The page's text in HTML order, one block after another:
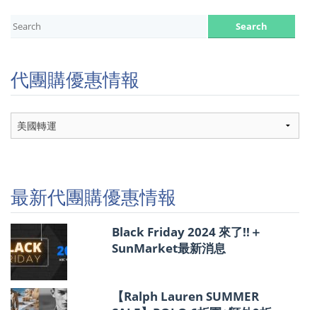
代團購優惠情報
代
團
情
報
最新代團購優惠情報
Black Friday 2024 來了!!＋
SunMarket最新消息
【Ralph Lauren SUMMER